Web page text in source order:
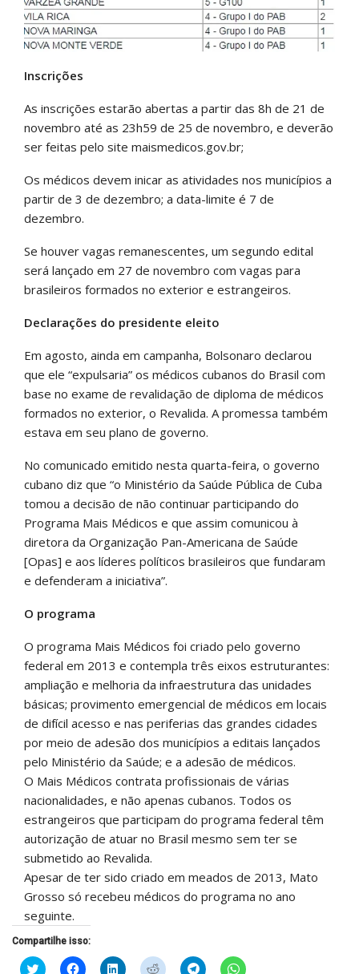
Inscrições
As inscrições estarão abertas a partir das 8h de 21 de
novembro até as 23h59 de 25 de novembro, e deverão
ser feitas pelo site maismedicos.gov.br;
Os médicos devem inicar as atividades nos municípios a
partir de 3 de dezembro; a data-limite é 7 de
dezembro.
Se houver vagas remanescentes, um segundo edital
será lançado em 27 de novembro com vagas para
brasileiros formados no exterior e estrangeiros.
Declarações do presidente eleito
Em agosto, ainda em campanha, Bolsonaro declarou
que ele “expulsaria” os médicos cubanos do Brasil com
base no exame de revalidação de diploma de médicos
formados no exterior, o Revalida. A promessa também
estava em seu plano de governo.
No comunicado emitido nesta quarta-feira, o governo
cubano diz que “o Ministério da Saúde Pública de Cuba
tomou a decisão de não continuar participando do
Programa Mais Médicos e que assim comunicou à
diretora da Organização Pan-Americana de Saúde
[Opas] e aos líderes políticos brasileiros que fundaram
e defenderam a iniciativa”.
O programa
O programa Mais Médicos foi criado pelo governo
federal em 2013 e contempla três eixos estruturantes:
ampliação e melhoria da infraestrutura das unidades
básicas; provimento emergencial de médicos em locais
de difícil acesso e nas periferias das grandes cidades
por meio de adesão dos municípios a editais lançados
pelo Ministério da Saúde; e a adesão de médicos.
O Mais Médicos contrata profissionais de várias
nacionalidades, e não apenas cubanos. Todos os
estrangeiros que participam do programa federal têm
autorização de atuar no Brasil mesmo sem ter se
submetido ao Revalida.
Apesar de ter sido criado em meados de 2013, Mato
Grosso só recebeu médicos do programa no ano
seguinte.
Compartilhe isso:
Clique Clique Clique Clique Clique Clique